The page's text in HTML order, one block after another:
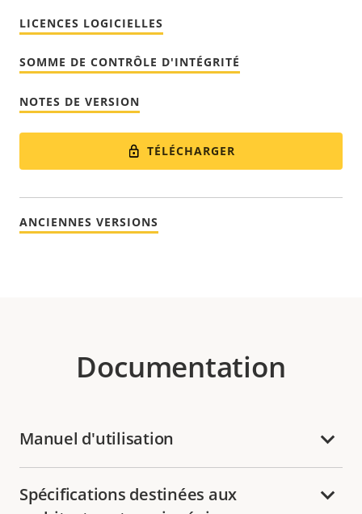
LICENCES LOGICIELLES
SOMME DE CONTRÔLE D'INTÉGRITÉ
NOTES DE VERSION
TÉLÉCHARGER
ANCIENNES VERSIONS
Documentation
Manuel d'utilisation
Spécifications destinées aux